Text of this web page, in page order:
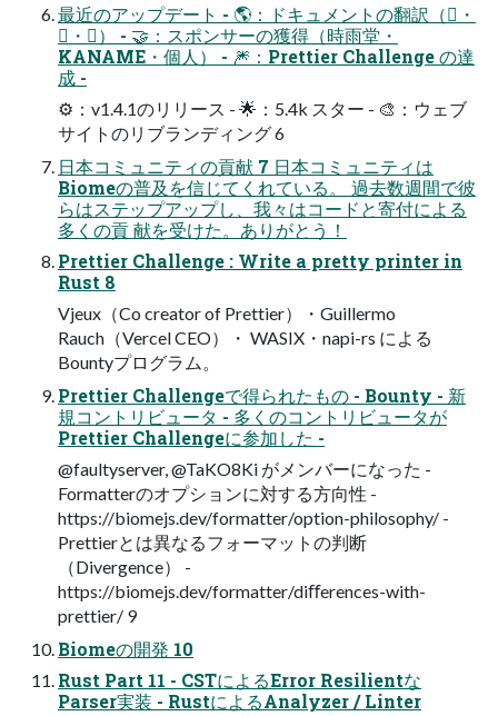
最近のアップデート - 🌎：ドキュメントの翻訳（󰏦・
󰎩・󰐨） - 🤝：スポンサーの獲得（時雨堂・
KANAME・個人） - 🎆：Prettier Challenge の達
成 -
⚙：v1.4.1のリリース - 🌟：5.4k スター - 🎨：ウェブ
サイトのリブランディング 6
日本コミュニティの貢献 7 日本コミュニティは
Biomeの普及を信じてくれている。 過去数週間で彼
らはステップアップし、我々はコードと寄付による
多くの貢 献を受けた。ありがとう！
Prettier Challenge : Write a pretty printer in
Rust 8
Vjeux（Co creator of Prettier）・Guillermo
Rauch（Vercel CEO）・ WASIX・napi-rs による
Bountyプログラム。
Prettier Challengeで得られたもの - Bounty - 新
規コントリビュータ - 多くのコントリビュータが
Prettier Challengeに参加した -
@faultyserver, @TaKO8Ki がメンバーになった -
Formatterのオプションに対する方向性 -
https://biomejs.dev/formatter/option-philosophy/ -
Prettierとは異なるフォーマットの判断
（Divergence） -
https://biomejs.dev/formatter/diﬀerences-with-
prettier/ 9
Biomeの開発 10
Rust Part 11 - CSTによるError Resilientな
Parser実装 - RustによるAnalyzer / Linter